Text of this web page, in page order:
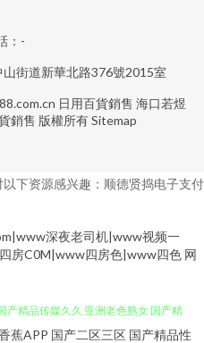
：-
街道新華北路376號2015室
日用百貨銷售 海口若煜
銷售 版權所有Sitemap
下资源感兴趣：顺德贤捣电子支付
深夜老司机|www视频一
房C0M|www四房色|www四色 网
91TV下载 国产你懂得91 婷婷精品久
蕉APP 国产二区三区 国产精品性